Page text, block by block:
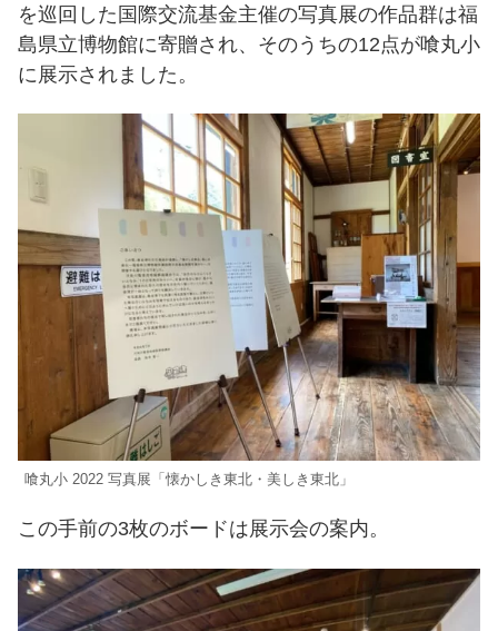
を巡回した国際交流基金主催の写真展の作品群は福
島県立博物館に寄贈され、そのうちの12点が喰丸小
に展示されました。
喰丸小 2022 写真展「懐かしき東北・美しき東北」
この手前の3枚のボードは展示会の案内。